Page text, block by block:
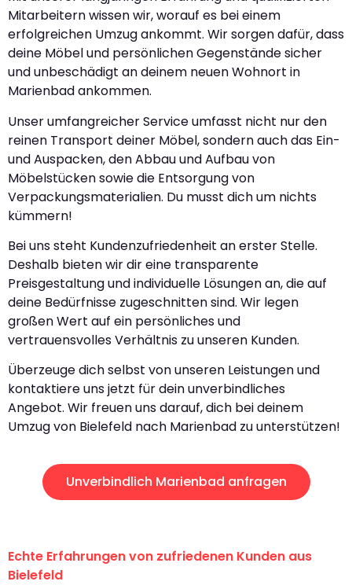
Mitarbeitern wissen wir, worauf es bei einem
erfolgreichen Umzug ankommt. Wir sorgen dafür, dass
deine Möbel und persönlichen Gegenstände sicher
und unbeschädigt an deinem neuen Wohnort in
Marienbad ankommen.
Unser umfangreicher Service umfasst nicht nur den
reinen Transport deiner Möbel, sondern auch das Ein-
und Auspacken, den Abbau und Aufbau von
Möbelstücken sowie die Entsorgung von
Verpackungsmaterialien. Du musst dich um nichts
kümmern!
Bei uns steht Kundenzufriedenheit an erster Stelle.
Deshalb bieten wir dir eine transparente
Preisgestaltung und individuelle Lösungen an, die auf
deine Bedürfnisse zugeschnitten sind. Wir legen
großen Wert auf ein persönliches und
vertrauensvolles Verhältnis zu unseren Kunden.
Überzeuge dich selbst von unseren Leistungen und
kontaktiere uns jetzt für dein unverbindliches
Angebot. Wir freuen uns darauf, dich bei deinem
Umzug von Bielefeld nach Marienbad zu unterstützen!
Unverbindlich Marienbad anfragen
Echte Erfahrungen von zufriedenen Kunden aus
Bielefeld